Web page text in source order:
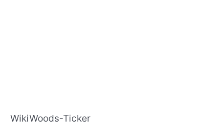
WikiWoods-Ticker